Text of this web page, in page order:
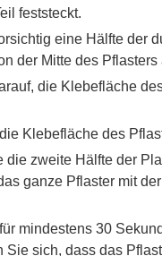
feststeckt.
eine Hälfte der
der Mitte des Pflasters
die Klebefläche
Klebefläche des
die zweite Hälfte der
ganze Pflaster mit
mindestens 30
Sie sich, dass das